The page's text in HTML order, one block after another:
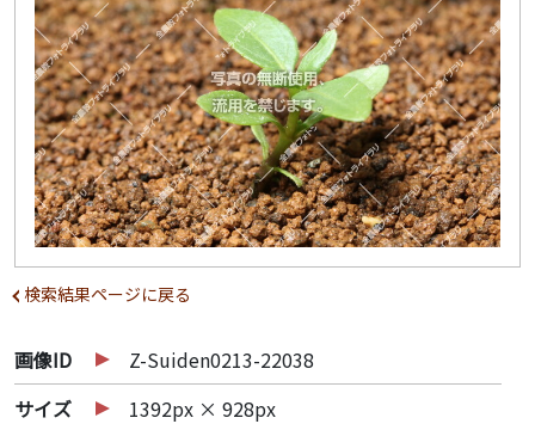
検索結果ページに戻る
画像ID
Z-Suiden0213-22038
サイズ
1392px × 928px